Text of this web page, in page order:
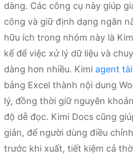
dàng. Các công cụ này giúp
công và giữ định dạng ngăn
hữu ích trong nhóm này là
kế để việc xử lý dữ liệu và
dàng hơn nhiều. Kimi agent
bảng Excel thành nội dung
lý, đồng thời giữ nguyên
độ dễ đọc. Kimi Docs cũng
giản, để người dùng điều
trước khi xuất, tiết kiệm cả